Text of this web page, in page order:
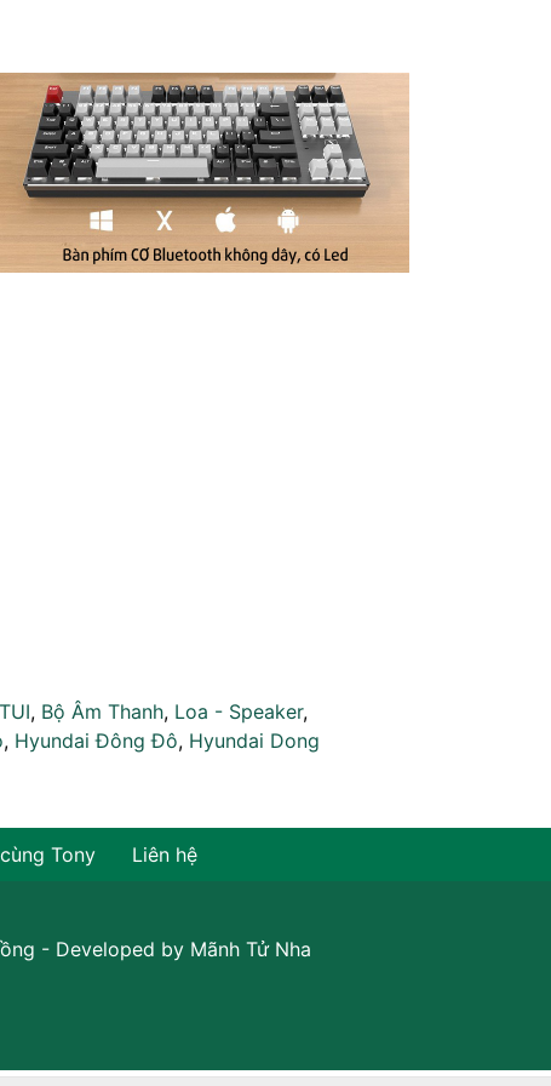
, Bộ Âm Thanh, Loa - Speaker,
, Hyundai Đông Đô, Hyundai Dong
Tony Liên hệ
- Developed by Mãnh Tử Nha